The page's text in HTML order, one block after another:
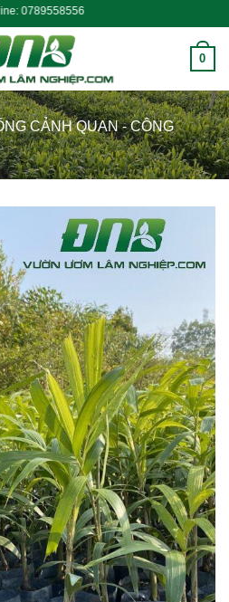
0
CẢNH QUAN - CÔNG